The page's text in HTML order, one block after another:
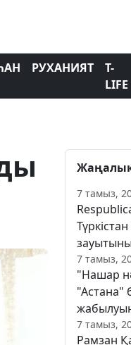
РУХАНИЯТ
T-
LIFE
7 тамыз,
7 тамыз,
"Нашар
"Астана"
7 тамыз,
Рамзан